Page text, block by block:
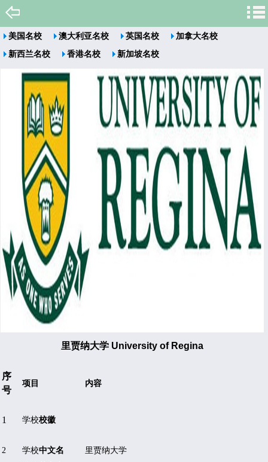
美国名校 澳大利亚名校 英国名校
加拿大名校
新西兰名校
香港名校 新加坡名校
里贾纳大学 University of Regina
序
号
项目 内容
1 学校校徽
2 学校中文名
里贾纳大学